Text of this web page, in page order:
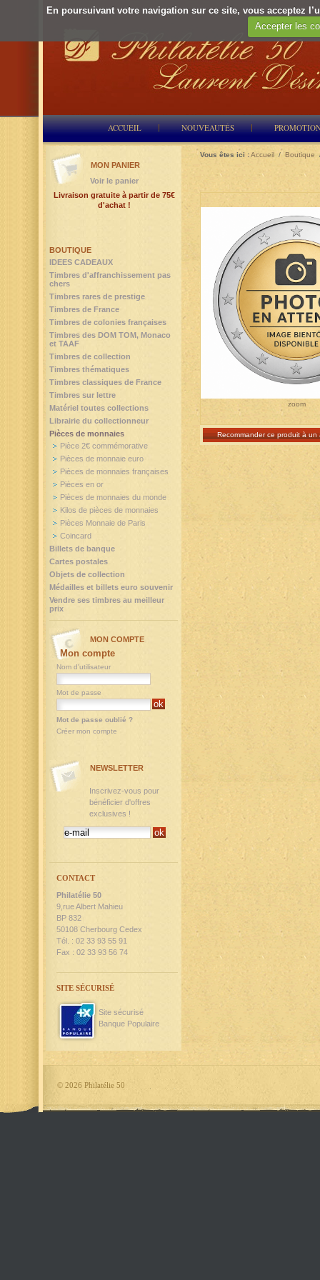
En poursuivant votre navigation sur ce site, vous acceptez
Accepter les
ACCUEIL NOUVEAUTÉS
Vous êtes ici :Accueil / Boutique
zoom
Recommander ce produit à un
BOUTIQUE
IDEES CADEAUX
Timbres d'affranchissement pas
chers
Timbres rares de prestige
Timbres de France
Timbres de colonies françaises
Timbres des DOM TOM, Monaco
et TAAF
Timbres de collection
Timbres thématiques
Timbres classiques de France
Timbres sur lettre
Matériel toutes collections
Librairie du collectionneur
Pièces de monnaies
Pièce 2€ commémorative
Pièces de monnaie euro
Pièces de monnaies françaises
Pièces en or
Pièces de monnaies du monde
Kilos de pièces de monnaies
Pièces Monnaie de Paris
Coincard
Billets de banque
Cartes postales
Objets de collection
Médailles et billets euro souvenir
Vendre ses timbres au meilleur
prix
MON PANIER
Voir le panier
Livraison gratuite à partir de 75€
d'achat !
MON COMPTE
Mon compte
Nom d'utilisateur
Mot de passe
Mot de passe oublié ?
Créer mon compte
NEWSLETTER
Inscrivez-vous pour
bénéficier d'offres
exclusives !
CONTACT
Philatélie 50
9,rue Albert Mahieu
BP 832
50108 Cherbourg Cedex
Tél. : 02 33 93 55 91
Fax : 02 33 93 56 74
SITE SÉCURISÉ
Site sécurisé
Banque Populaire
© 2026 Philatélie 50